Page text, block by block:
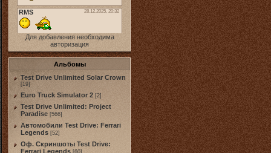
Для добавления необходима
авторизация
Альбомы
Test Drive Unlimited Solar Crown
[19]
Euro Truck Simulator 2 [2]
Test Drive Unlimited: Project
Paradise [566]
Автомобили Test Drive: Ferrari
Legends [52]
Оф. Скриншоты Test Drive:
Ferrari Legends [60]